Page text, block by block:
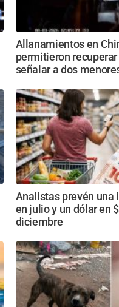
Allanamientos en
permitieron
señalar a dos
Analistas prevén una
en julio y un dólar en
diciembre